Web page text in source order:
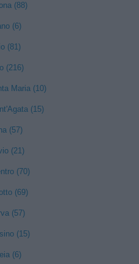
(88)
(6)
(81)
(216)
Maria (10)
(15)
(57)
(21)
(70)
(69)
(57)
(15)
(6)